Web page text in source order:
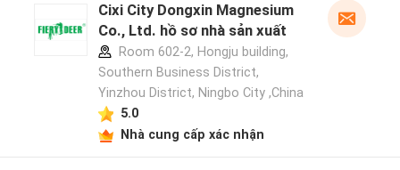
Cixi City Dongxin Magnesium
Co., Ltd. hồ sơ nhà sản xuất
Room 602-2, Hongju building,
Southern Business District,
Yinzhou District, Ningbo City ,China
5.0
Nhà cung cấp xác nhận